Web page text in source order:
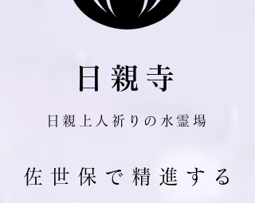
日親寺
日親上人祈りの水霊場
佐 世 保 で 精 進 す る